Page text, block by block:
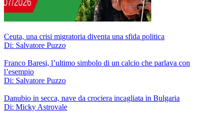
Ceuta, una crisi migratoria diventa una sfida politica
Di: Salvatore Puzzo
Franco Baresi, l’ultimo simbolo di un calcio che parlava con
l’esempio
Di: Salvatore Puzzo
Danubio in secca, nave da crociera incagliata in Bulgaria
Di: Micky Astrovale